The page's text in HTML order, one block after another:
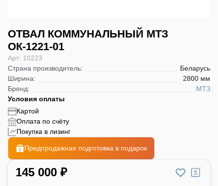
ОТВАЛ КОММУНАЛЬНЫЙ МТЗ
ОК-1221-01
Арт: 10223
Страна производитель:
Беларусь
Ширина:
2800 мм
Бренд:
МТЗ
Условия оплаты
Картой
Оплата по счёту
Покупка в лизинг
Предпродажная подготовка в подарок
145 000 ₽